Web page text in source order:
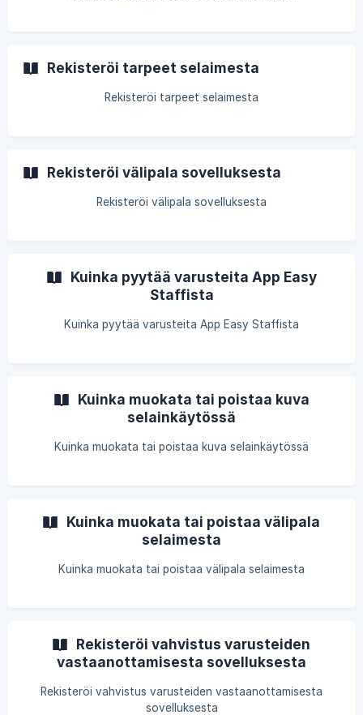
Rekisteröi tarpeet selaimesta
Rekisteröi tarpeet selaimesta
Rekisteröi välipala sovelluksesta
Rekisteröi välipala sovelluksesta
Kuinka pyytää varusteita App Easy
Staffista
Kuinka pyytää varusteita App Easy Staffista
Kuinka muokata tai poistaa kuva
selainkäytössä
Kuinka muokata tai poistaa kuva selainkäytössä
Kuinka muokata tai poistaa välipala
selaimesta
Kuinka muokata tai poistaa välipala selaimesta
Rekisteröi vahvistus varusteiden
vastaanottamisesta sovelluksesta
Rekisteröi vahvistus varusteiden vastaanottamisesta
sovelluksesta